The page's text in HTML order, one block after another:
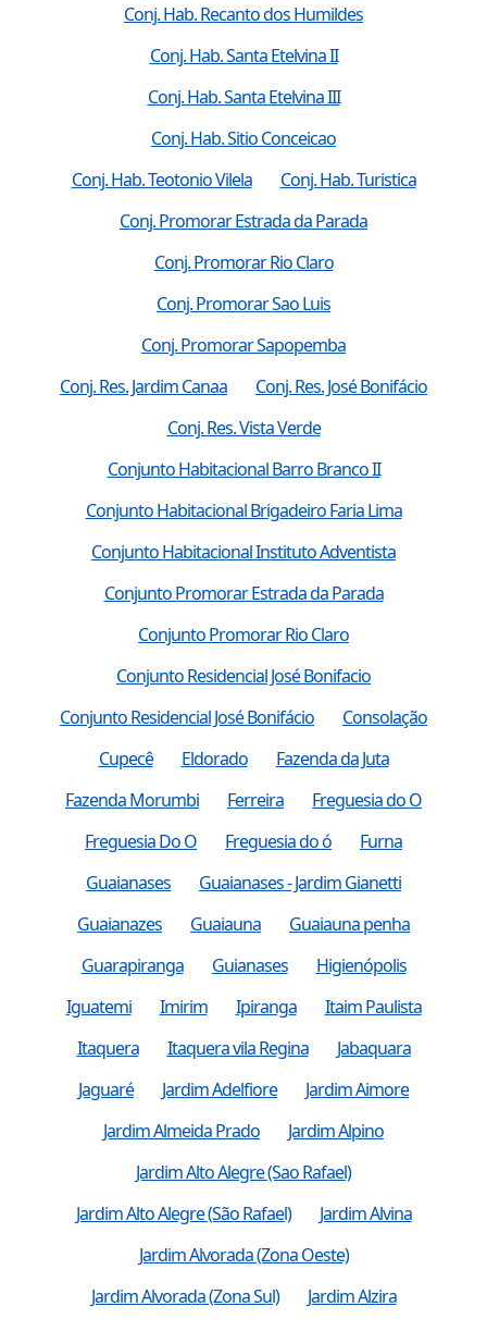
Conj. Hab. Recanto dos Humildes
Conj. Hab. Santa Etelvina II
Conj. Hab. Santa Etelvina III
Conj. Hab. Sitio Conceicao
Conj. Hab. Teotonio Vilela
Conj. Hab. Turistica
Conj. Promorar Estrada da Parada
Conj. Promorar Rio Claro
Conj. Promorar Sao Luis
Conj. Promorar Sapopemba
Conj. Res. Jardim Canaa
Conj. Res. José Bonifácio
Conj. Res. Vista Verde
Conjunto Habitacional Barro Branco II
Conjunto Habitacional Brigadeiro Faria Lima
Conjunto Habitacional Instituto Adventista
Conjunto Promorar Estrada da Parada
Conjunto Promorar Rio Claro
Conjunto Residencial José Bonifacio
Conjunto Residencial José Bonifácio
Consolação
Cupecê
Eldorado
Fazenda da Juta
Fazenda Morumbi
Ferreira
Freguesia do O
Freguesia Do O
Freguesia do ó
Furna
Guaianases
Guaianases - Jardim Gianetti
Guaianazes
Guaiauna
Guaiauna penha
Guarapiranga
Guianases
Higienópolis
Iguatemi
Imirim Ipiranga
Itaim Paulista
Itaquera
Itaquera vila Regina
Jabaquara
Jaguaré
Jardim Adelfiore
Jardim Aimore
Jardim Almeida Prado
Jardim Alpino
Jardim Alto Alegre (Sao Rafael)
Jardim Alto Alegre (São Rafael)
Jardim Alvina
Jardim Alvorada (Zona Oeste)
Jardim Alvorada (Zona Sul)
Jardim Alzira